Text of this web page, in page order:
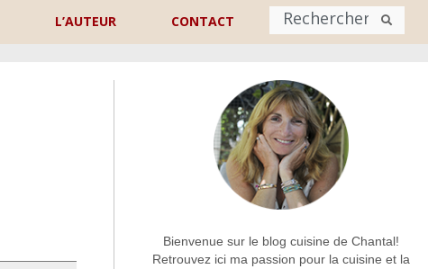
L’AUTEUR CONTACT
Nom
Bienvenue sur le blog cuisine de Chantal!
Retrouvez ici ma passion pour la cuisine et la